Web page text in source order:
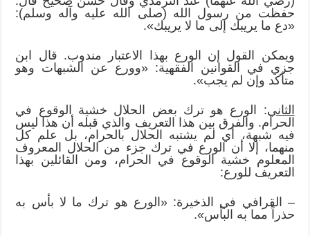
حفظت من رسول الله (صلى الله عليه وآله وسلم):
«دع ما يريبك إلى ما لا يريبك».
ويمكن القول إن الورع بهذا الاعتبار مندوب. قال ابن
جزي في القوانين الفقهية: «وورع عن الشبهات وهو
متأكد وإن لم يجب».
الثاني: الورع هو ترك بعض الحلال خشية الوقوع في
الحرام. والفرق بين هذا التعريف والذي قبله أن هذا ليس
فيه شبهة، أي لم يشتبه الحلال بالحرام، بل علم كل
منهما، إلا أن الورع في ترك جزء من الحلال المعروف
المعلوم خشية الوقوع في الحرام، ومن القائلين بهذا
التعريف للورع:
– القرافي في الذخيرة: «الورع هو ترك ما لا بأس به
حذراً مما به البأس».